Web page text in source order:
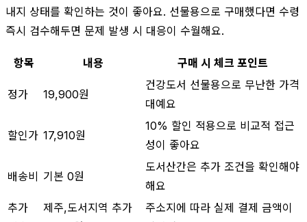
내지 상태를 확인하는 것이 좋아요. 선물용으로 구매했다면 수령
즉시 검수해두면 문제 발생 시 대응이 수월해요.
항목 내용 구매 시 체크 포인트
정가 19,900원
건강도서 선물용으로 무난한 가격
대예요
할인가 17,910원
10% 할인 적용으로 비교적 접근
성이 좋아요
배송비 기본 0원
도서산간은 추가 조건을 확인해야
해요
추가
제주,도서지역 추가
주소지에 따라 실제 결제 금액이